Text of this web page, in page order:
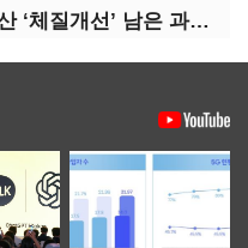
중공업서 AI·반도체로…두산 ‘체질개선’ 남은 과제는